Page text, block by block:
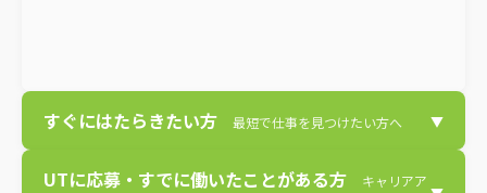
すぐにはたらきたい方 最短で仕事を見つけたい方へ ▼
UTに応募・すでに働いたことがある方
キャリアア